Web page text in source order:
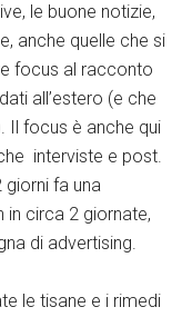
le buone notizie,
anche quelle che si
focus al racconto
all’estero (e che
Il focus è anche qui
interviste e post.
giorni fa una
in circa 2 giornate,
di advertising.
le tisane e i rimedi